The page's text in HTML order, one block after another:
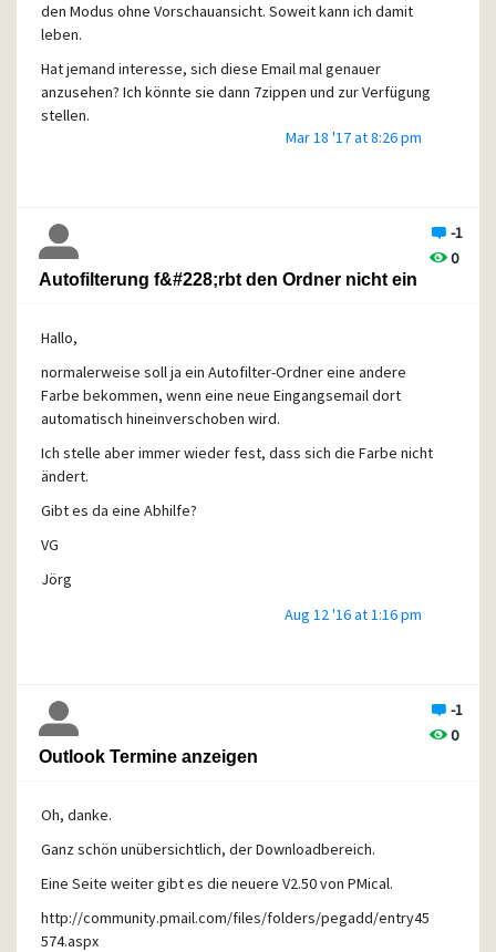
den Modus ohne Vorschauansicht. Soweit kann ich damit
leben.
Hat jemand interesse, sich diese Email mal genauer
anzusehen? Ich könnte sie dann 7zippen und zur Verfügung
stellen.
Schon mal vorab: Sie enthält ziemlich viel Whitespace.
Mar 18 '17 at 8:26 pm
-1
0
Autofilterung f&#228;rbt den Ordner nicht ein
Hallo,
normalerweise soll ja ein Autofilter-Ordner eine andere
Farbe bekommen, wenn eine neue Eingangsemail dort
automatisch hineinverschoben wird.
Ich stelle aber immer wieder fest, dass sich die Farbe nicht
ändert.
Gibt es da eine Abhilfe?
VG
Jörg
Aug 12 '16 at 1:16 pm
-1
0
Outlook Termine anzeigen
Oh, danke.
Ganz schön unübersichtlich, der Downloadbereich.
Eine Seite weiter gibt es die neuere V2.50 von PMical.
http://community.pmail.com/files/folders/pegadd/entry45
574.aspx